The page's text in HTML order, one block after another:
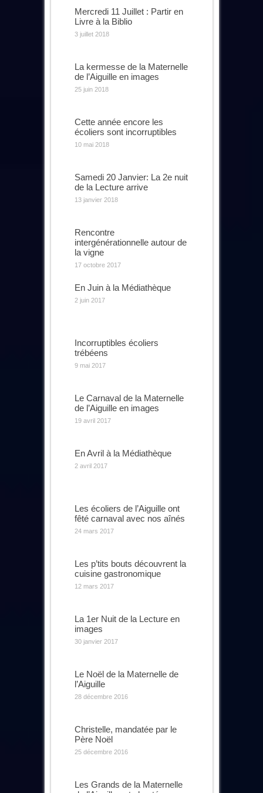
Mercredi 11 Juillet : Partir en
Livre à la Biblio
3 juillet 2018
La kermesse de la Maternelle
de l’Aiguille en images
25 juin 2018
Cette année encore les
écoliers sont incorruptibles
10 mai 2018
Samedi 20 Janvier: La 2e nuit
de la Lecture arrive
13 janvier 2018
Rencontre
intergénérationnelle autour de
la vigne
17 octobre 2017
En Juin à la Médiathèque
2 juin 2017
Incorruptibles écoliers
trébéens
9 mai 2017
Le Carnaval de la Maternelle
de l’Aiguille en images
19 avril 2017
En Avril à la Médiathèque
2 avril 2017
Les écoliers de l’Aiguille ont
fêté carnaval avec nos aînés
24 mars 2017
Les p’tits bouts découvrent la
cuisine gastronomique
12 mars 2017
La 1er Nuit de la Lecture en
images
30 janvier 2017
Le Noël de la Maternelle de
l’Aiguille
28 décembre 2016
Christelle, mandatée par le
Père Noël
25 décembre 2016
Les Grands de la Maternelle